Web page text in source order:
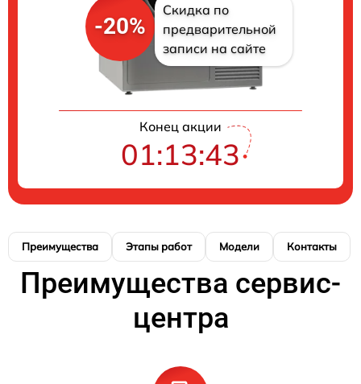
-20%
Скидка по
предварительной
записи на сайте
Конец акции
01:13:42
Преимущества Этапы работ Модели Контакты
Преимущества сервис-
центра